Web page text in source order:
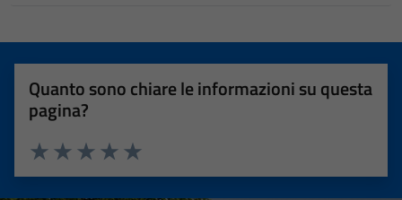
Quanto sono chiare le informazioni su questa
pagina?
Valuta 5 stelle su 5
Valuta 4 stelle su 5
Valuta 3 stelle su 5
Valuta 2 stelle su 5
Valuta 1 stelle su 5